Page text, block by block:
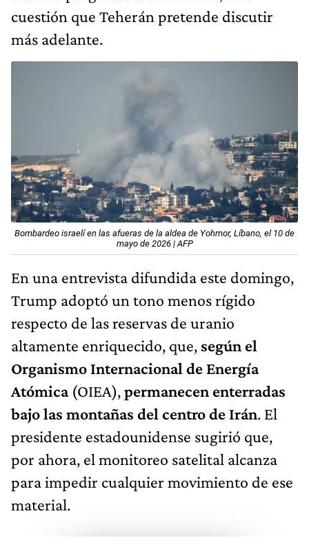
cuestión que Teherán pretende discutir
más adelante.
Bombardeo israelí en las afueras de la aldea de Yohmor, Líbano, el 10 de
mayo de 2026 | AFP
En una entrevista difundida este domingo,
Trump adoptó un tono menos rígido
respecto de las reservas de uranio
altamente enriquecido, que, según el
Organismo Internacional de Energía
Atómica(OIEA),permanecen enterradas
bajo las montañas del centro de Irán. El
presidente estadounidense sugirió que,
por ahora, el monitoreo satelital alcanza
para impedir cualquier movimiento de ese
material.